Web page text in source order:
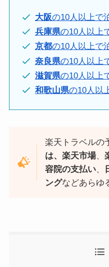
大阪の10人以上で
兵庫県の10人以上
京都の10人以上で
奈良県の10人以上
滋賀県の10人以上
和歌山県の10人以
楽天トラベルの
は、楽天市場、
容院の支払い、
ングなどあらゆ